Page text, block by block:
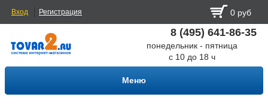
Вход Регистрация 0 руб
8 (495) 641-86-35
понедельник - пятница
с 10 до 18 ч
Меню